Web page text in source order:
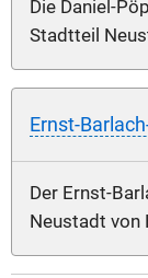
Die Daniel-
Stadtteil
Ernst-
Der Ernst-
Neustadt von